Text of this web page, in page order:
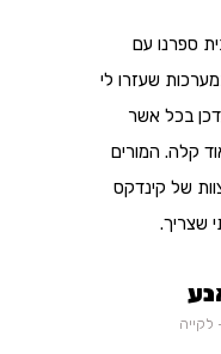
ספרנו עם
שעזרו לי
בכל אשר
קלה. המורים
של קינדקס
שצריך.
לקייה